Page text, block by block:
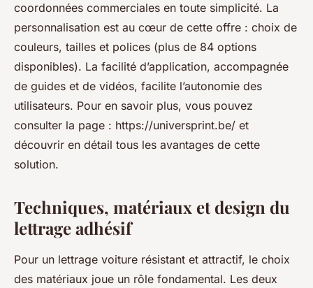
coordonnées commerciales en toute simplicité. La
personnalisation est au cœur de cette offre : choix de
couleurs, tailles et polices (plus de 84 options
disponibles). La facilité d’application, accompagnée
de guides et de vidéos, facilite l’autonomie des
utilisateurs. Pour en savoir plus, vous pouvez
consulter la page : https://universprint.be/ et
découvrir en détail tous les avantages de cette
solution.
Techniques, matériaux et design du
lettrage adhésif
Pour un lettrage voiture résistant et attractif, le choix
des matériaux joue un rôle fondamental. Les deux